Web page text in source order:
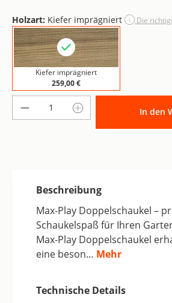
Holzart: Kiefer imprägniert Die
Kiefer imprägniert
259,00 €
Produkt Anzahl: GibIn den
Beschreibung
Max-Play Doppelschaukel –
Schaukelspaß für Ihren
Max-Play Doppelschaukel
eine beson… Mehr
Technische Details